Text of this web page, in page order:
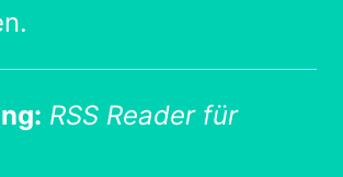
RSS Reader für